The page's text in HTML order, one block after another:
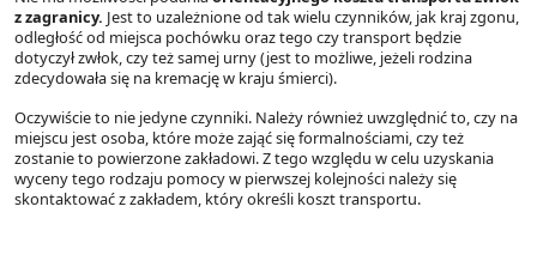
z zagranicy. Jest to uzależnione od tak wielu czynników, jak kraj zgonu,
odległość od miejsca pochówku oraz tego czy transport będzie
dotyczył zwłok, czy też samej urny (jest to możliwe, jeżeli rodzina
zdecydowała się na kremację w kraju śmierci).
Oczywiście to nie jedyne czynniki. Należy również uwzględnić to, czy na
miejscu jest osoba, które może zająć się formalnościami, czy też
zostanie to powierzone zakładowi. Z tego względu w celu uzyskania
wyceny tego rodzaju pomocy w pierwszej kolejności należy się
skontaktować z zakładem, który określi koszt transportu.